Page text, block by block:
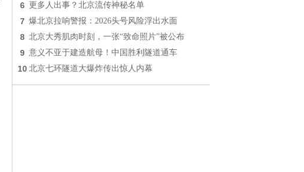
6 更多人出事？北京流传神秘名单
7 爆北京拉响警报：2026头号风险浮出水面
8 北京大秀肌肉时刻，一张“致命照片”被公布
9 意义不亚于建造航母！中国胜利隧道通车
10 北京七环隧道大爆炸传出惊人内幕